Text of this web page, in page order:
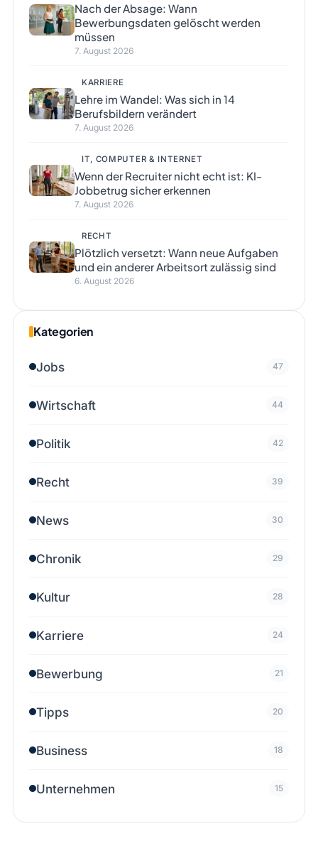
Nach der Absage: Wann
Bewerbungsdaten gelöscht werden
müssen
7. August 2026
KARRIERE
Lehre im Wandel: Was sich in 14
Berufsbildern verändert
7. August 2026
IT, COMPUTER & INTERNET
Wenn der Recruiter nicht echt ist: KI-
Jobbetrug sicher erkennen
7. August 2026
RECHT
Plötzlich versetzt: Wann neue Aufgaben
und ein anderer Arbeitsort zulässig sind
6. August 2026
Kategorien
Jobs 47
Wirtschaft 44
Politik 42
Recht 39
News 30
Chronik 29
Kultur 28
Karriere 24
Bewerbung 21
Tipps 20
Business 18
Unternehmen 15